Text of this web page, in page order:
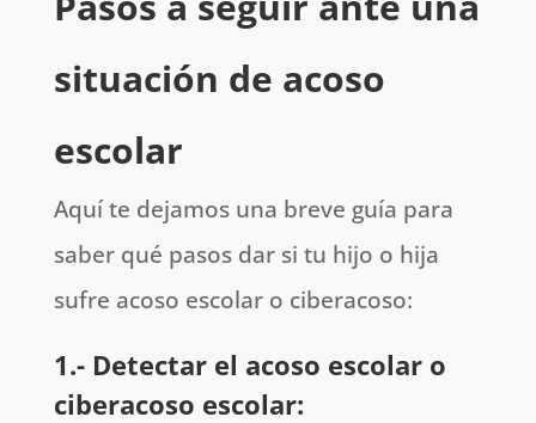
situación de acoso
escolar
Aquí te dejamos una breve guía para
saber qué pasos dar si tu hijo o hija
sufre acoso escolar o ciberacoso:
1.- Detectar el acoso escolar o
ciberacoso escolar: